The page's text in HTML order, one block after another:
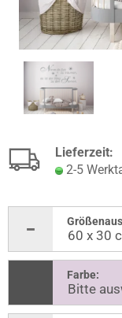
Lieferzeit:
2-5
Farbe: